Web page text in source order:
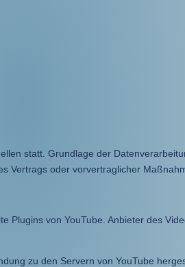
statt. Grundlage der
Vertrags oder vorvertraglicher
Plugins von YouTube. Anbieter des
zu den Servern von YouTube